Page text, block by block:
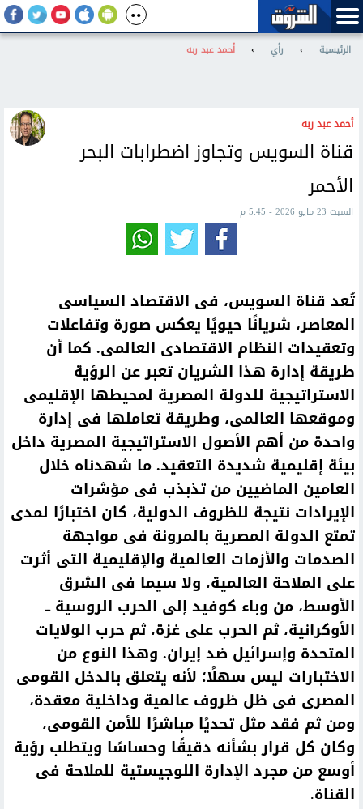
الرئيسية › رأي › أحمد عبد ربه
أحمد عبد ربه
قناة السويس وتجاوز اضطرابات البحر
الأحمر
السبت 23 مايو 2026 - 5:45 م
تُعد قناة السويس، فى الاقتصاد السياسى
المعاصر، شريانًا حيويًا يعكس صورة وتفاعلات
وتعقيدات النظام الاقتصادى العالمى. كما أن
طريقة إدارة هذا الشريان تعبر عن الرؤية
الاستراتيجية للدولة المصرية لمحيطها الإقليمى
وموقعها العالمى، وطريقة تعاملها فى إدارة
واحدة من أهم الأصول الاستراتيجية المصرية داخل
بيئة إقليمية شديدة التعقيد. ما شهدناه خلال
العامين الماضيين من تذبذب فى مؤشرات
الإيرادات نتيجة للظروف الدولية، كان اختبارًا لمدى
تمتع الدولة المصرية بالمرونة فى مواجهة
الصدمات والأزمات العالمية والإقليمية التى أثرت
على الملاحة العالمية، ولا سيما فى الشرق
الأوسط، من وباء كوفيد إلى الحرب الروسية ــ
الأوكرانية، ثم الحرب على غزة، ثم حرب الولايات
المتحدة وإسرائيل ضد إيران. وهذا النوع من
الاختبارات ليس سهلًا؛ لأنه يتعلق بالدخل القومى
المصرى فى ظل ظروف عالمية وداخلية معقدة،
ومن ثم فقد مثل تحديًا مباشرًا للأمن القومى،
وكان كل قرار بشأنه دقيقًا وحساسًا ويتطلب رؤية
أوسع من مجرد الإدارة اللوجيستية للملاحة فى
القناة.